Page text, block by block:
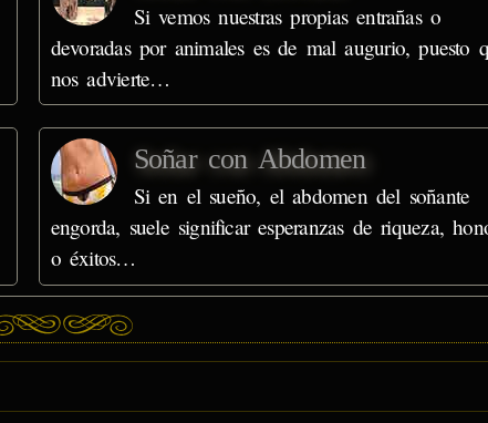
Si vemos nuestras propias entrañas o
devoradas por animales es de mal augurio, puesto
nos advierte…
Soñar con Abdomen
Si en el sueño, el abdomen del soñante
engorda, suele significar esperanzas de riqueza,
o éxitos…